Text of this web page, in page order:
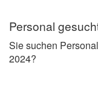
Personal
Sie suchen
2024?